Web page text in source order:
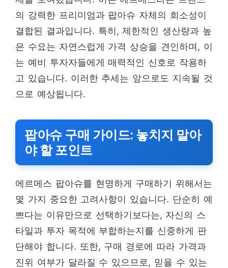
의 강력한 프리미엄과 팝아슈 자체의 희소성이
결합된 결과입니다. 특히, 제한적인 생산량과 높
은 수요는 자연스럽게 가격 상승을 견인하며, 이
는 예비 투자자들에게 매력적인 신호로 작용하
고 있습니다. 이러한 추세는 앞으로도 지속될 것
으로 예상됩니다.
팝아슈 구매 가이드: 놓치지 말아
야 할 포인트
에르메스 팝아슈를 현명하게 구매하기 위해서는
몇 가지 중요한 고려사항이 있습니다. 단순히 예
쁘다는 이유만으로 선택하기보다는, 자신의 스
타일과 투자 목적에 부합하는지를 신중하게 판
단해야 합니다. 또한, 구매 경로에 따라 가격과
진위 여부가 달라질 수 있으므로, 믿을 수 있는